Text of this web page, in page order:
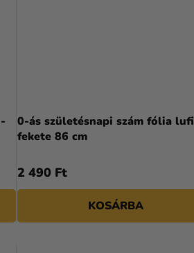
0-ás születésnapi szám fólia lufi
fekete 86 cm
2 490 Ft
KOSÁRBA